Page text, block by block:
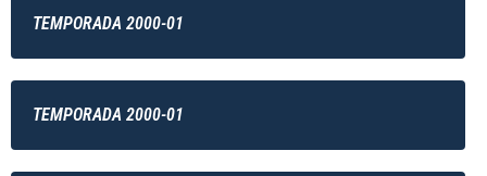
TEMPORADA 2000-01
TEMPORADA 2000-01